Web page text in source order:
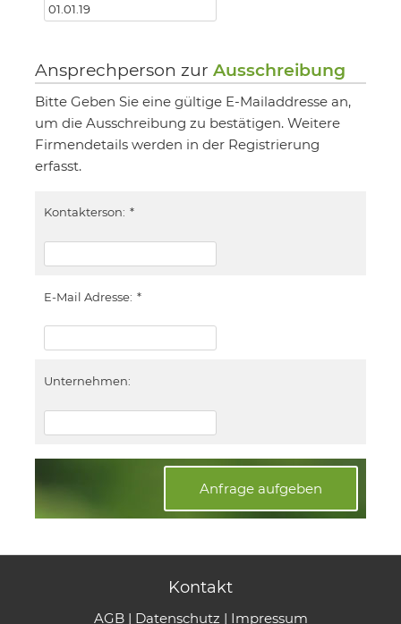
Ansprechperson zur Ausschreibung
Bitte Geben Sie eine gültige E-Mailaddresse an,
um die Ausschreibung zu bestätigen. Weitere
Firmendetails werden in der Registrierung
erfasst.
Kontakterson: *
E-Mail Adresse: *
Unternehmen:
Anfrage aufgeben
Kontakt
AGB | Datenschutz | Impressum